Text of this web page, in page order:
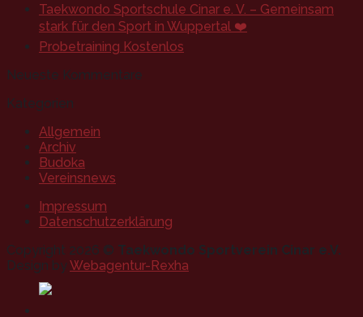
Taekwondo Sportschule Cinar e. V. – Gemeinsam
stark für den Sport in Wuppertal ❤️
Probetraining Kostenlos
Neueste Kommentare
Kategorien
Allgemein
Archiv
Budoka
Vereinsnews
Impressum
Datenschutzerklärung
Copyright 2026 © Taekwondo Sportverein Cinar e.V.
Design byWebagentur-Rexha